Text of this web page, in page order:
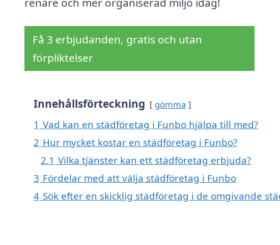
Få 3 erbjudanden, gratis och utan
förpliktelser
Innehållsförteckning gömma
1 Vad kan en städföretag i Funbo hjälpa till med?
2 Hur mycket kostar en städföretag i Funbo?
2.1 Vilka tjänster kan ett städföretag erbjuda?
3 Fördelar med att välja städföretag i Funbo
4 Sök efter en skicklig städföretag i de omgivande